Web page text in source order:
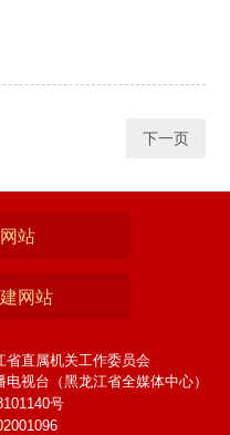
下一页
站
网站
省直属机关工作委员会
视台（黑龙江省全媒体中心）
号